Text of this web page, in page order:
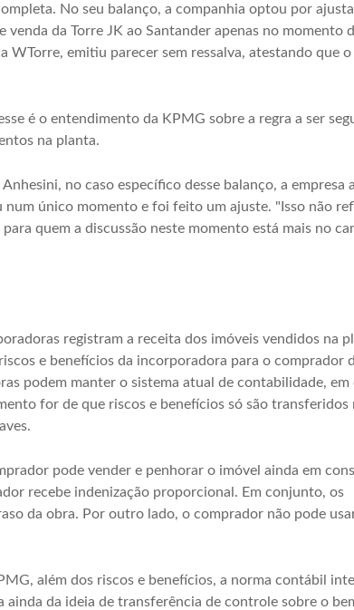
No seu balanço, a companhia optou por
da Torre JK ao Santander apenas no momento
WTorre, emitiu parecer sem ressalva, atestando que o
é o entendimento da KPMG sobre a regra a ser
na planta.
no caso específico desse balanço, a empresa
único momento e foi feito um ajuste. "Isso não
quem a discussão neste momento está mais no
registram a receita dos imóveis vendidos na
e benefícios da incorporadora para o comprador
podem manter o sistema atual de contabilidade, em
for de que riscos e benefícios só são transferidos
pode vender e penhorar o imóvel ainda em
recebe indenização proporcional. Em conjunto, os
da obra. Por outro lado, o comprador não pode
além dos riscos e benefícios, a norma contábil
ainda da ideia de transferência de controle sobre o